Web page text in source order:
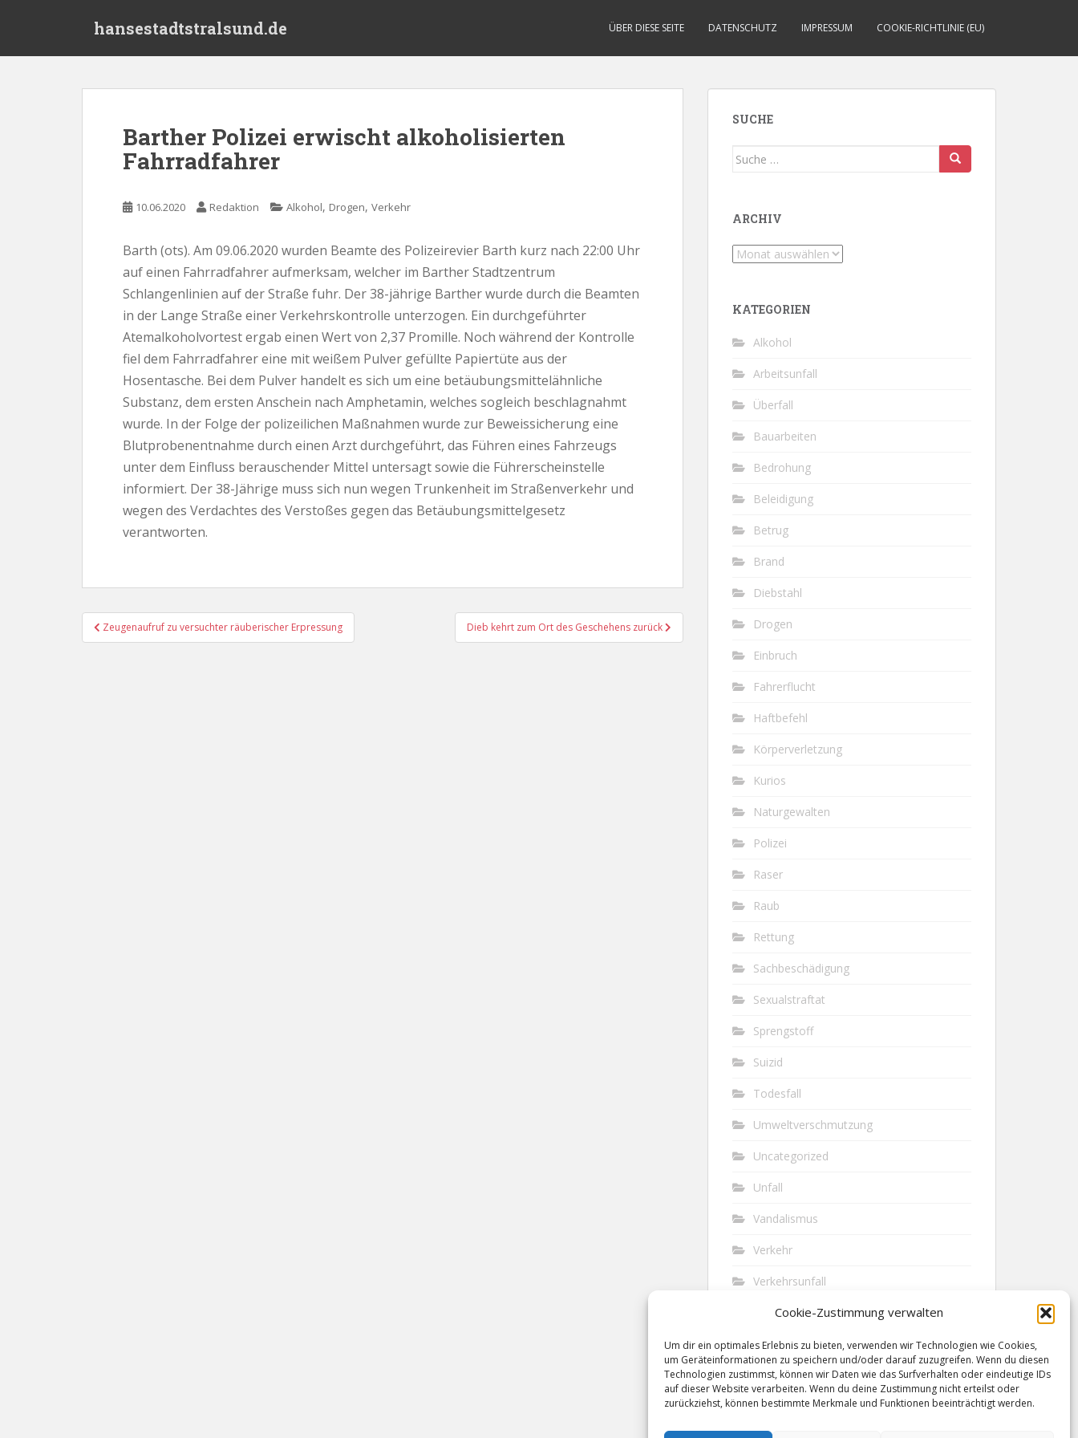
Cookie-Zustimmung verwalten
Um dir ein optimales Erlebnis zu bieten, verwenden wir Technologien wie Cookies,
um Geräteinformationen zu speichern und/oder darauf zuzugreifen. Wenn du diesen
Technologien zustimmst, können wir Daten wie das Surfverhalten oder eindeutige IDs
auf dieser Website verarbeiten. Wenn du deine Zustimmung nicht erteilst oder
zurückziehst, können bestimmte Merkmale und Funktionen beeinträchtigt werden.
hansestadtstralsund.de ÜBER DIESE SEITE DATENSCHUTZ IMPRESSUM COOKIE-RICHTLINIE (EU)
Barther Polizei erwischt alkoholisierten
Fahrradfahrer
10.06.2020 Redaktion Alkohol, Drogen, Verkehr
Barth (ots). Am 09.06.2020 wurden Beamte des Polizeirevier Barth kurz nach 22:00 Uhr
auf einen Fahrradfahrer aufmerksam, welcher im Barther Stadtzentrum
Schlangenlinien auf der Straße fuhr. Der 38-jährige Barther wurde durch die Beamten
in der Lange Straße einer Verkehrskontrolle unterzogen. Ein durchgeführter
Atemalkoholvortest ergab einen Wert von 2,37 Promille. Noch während der Kontrolle
fiel dem Fahrradfahrer eine mit weißem Pulver gefüllte Papiertüte aus der
Hosentasche. Bei dem Pulver handelt es sich um eine betäubungsmittelähnliche
Substanz, dem ersten Anschein nach Amphetamin, welches sogleich beschlagnahmt
wurde. In der Folge der polizeilichen Maßnahmen wurde zur Beweissicherung eine
Blutprobenentnahme durch einen Arzt durchgeführt, das Führen eines Fahrzeugs
unter dem Einfluss berauschender Mittel untersagt sowie die Führerscheinstelle
informiert. Der 38-Jährige muss sich nun wegen Trunkenheit im Straßenverkehr und
wegen des Verdachtes des Verstoßes gegen das Betäubungsmittelgesetz
verantworten.
Beitragsnavigation
Zeugenaufruf zu versuchter räuberischer Erpressung Dieb kehrt zum Ort des Geschehens zurück
SUCHE
Suche
ARCHIV
Archiv
KATEGORIEN
Alkohol
Arbeitsunfall
Überfall
Bauarbeiten
Bedrohung
Beleidigung
Betrug
Brand
Diebstahl
Drogen
Einbruch
Fahrerflucht
Haftbefehl
Körperverletzung
Kurios
Naturgewalten
Polizei
Raser
Raub
Rettung
Sachbeschädigung
Sexualstraftat
Sprengstoff
Suizid
Todesfall
Umweltverschmutzung
Uncategorized
Unfall
Vandalismus
Verkehr
Verkehrsunfall
Vermisst
Waffen
Wilderei